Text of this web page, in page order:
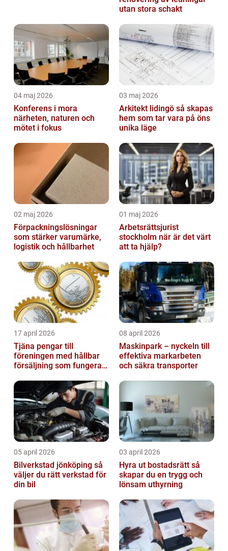
utan stora schakt
04 maj 2026
Konferens i mora
närheten, naturen och
mötet i fokus
03 maj 2026
Arkitekt lidingö så skapas
hem som tar vara på öns
unika läge
02 maj 2026
Förpackningslösningar
som stärker varumärke,
logistik och hållbarhet
01 maj 2026
Arbetsrättsjurist
stockholm när är det värt
att ta hjälp?
17 april 2026
Tjäna pengar till
föreningen med hållbar
försäljning som fungerar
08 april 2026
Maskinpark – nyckeln till
effektiva markarbeten
och säkra transporter
05 april 2026
Bilverkstad jönköping så
väljer du rätt verkstad för
din bil
03 april 2026
Hyra ut bostadsrätt så
skapar du en trygg och
lönsam uthyrning